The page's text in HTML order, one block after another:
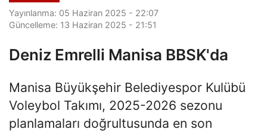
Yayınlanma: 05 Haziran 2025 - 22:07
Güncelleme: 13 Haziran 2025 - 21:51
Deniz Emrelli Manisa BBSK'da
Manisa Büyükşehir Belediyespor Kulübü
Voleybol Takımı, 2025-2026 sezonu
planlamaları doğrultusunda en son